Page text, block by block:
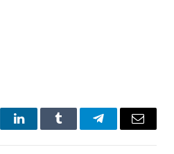
LinkedInTumblr TelegramEmail